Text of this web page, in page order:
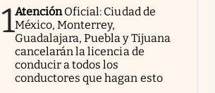
1AtenciónOficial: Ciudad de
México, Monterrey,
Guadalajara, Puebla y Tijuana
cancelarán la licencia de
conducir a todos los
conductores que hagan esto